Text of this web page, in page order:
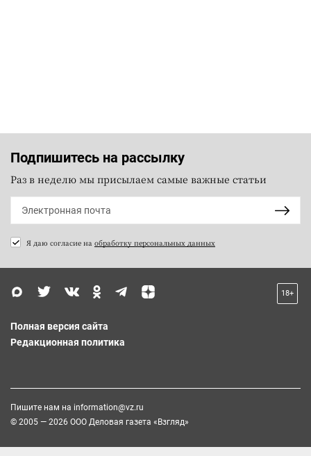
Подпишитесь на рассылку
Раз в неделю мы присылаем самые важные статьи
Я даю согласие на обработку персональных данных
18+
Полная версия сайта
Редакционная политика
Пишите нам на information@vz.ru
© 2005 — 2026 ООО Деловая газета «Взгляд»